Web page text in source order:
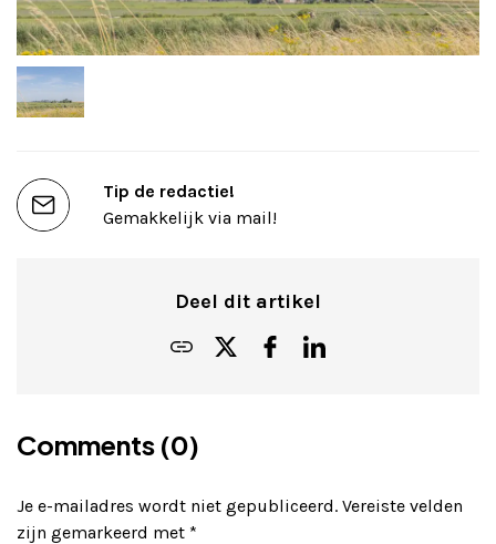
Tip de redactie!
Gemakkelijk via mail!
Deel dit artikel
Comments (0)
Je e-mailadres wordt niet gepubliceerd. Vereiste velden
zijn gemarkeerd met *